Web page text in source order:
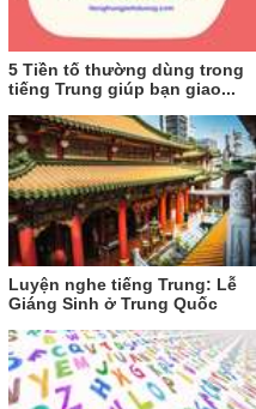
5 Tiền tố thường dùng trong
tiếng Trung giúp bạn giao...
Luyện nghe tiếng Trung: Lễ
Giáng Sinh ở Trung Quốc